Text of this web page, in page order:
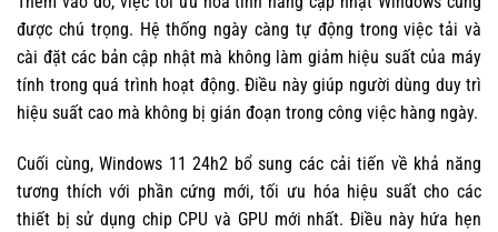
được chú trọng. Hệ thống ngày càng tự động trong việc tải và
cài đặt các bản cập nhật mà không làm giảm hiệu suất của máy
tính trong quá trình hoạt động. Điều này giúp người dùng duy trì
hiệu suất cao mà không bị gián đoạn trong công việc hàng ngày.
Cuối cùng, Windows 11 24h2 bổ sung các cải tiến về khả năng
tương thích với phần cứng mới, tối ưu hóa hiệu suất cho các
thiết bị sử dụng chip CPU và GPU mới nhất. Điều này hứa hẹn